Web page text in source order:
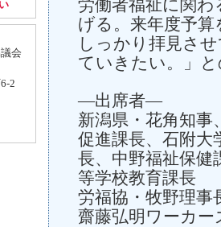
労働者福祉に関
げる。来年度予
しっかり拝見さ
ていきたい。」
―出席者―
新潟県・花角知事
促進課長、石附大
長、中野福祉保健
等学校教育課長
労福協・牧野理事
齋藤弘明ワーカー
会
2